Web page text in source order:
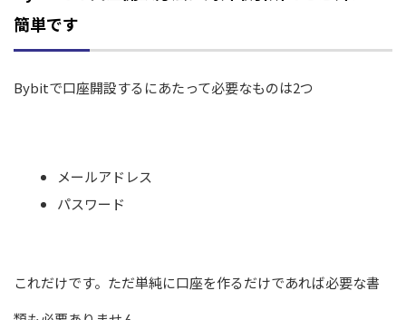
簡単です
Bybitで口座開設するにあたって必要なものは2つ
メールアドレス
パスワード
これだけです。ただ単純に口座を作るだけであれば必要な書